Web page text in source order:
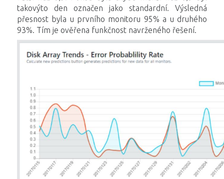
takovýto den označen jako standardní. Výsledná
přesnost byla u prvního monitoru 95% a u druhého
93%. Tím je ověřena funkčnost navrženého řešení.